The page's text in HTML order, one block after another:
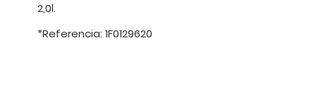
2,0l.
*Referencia: 1F0129620